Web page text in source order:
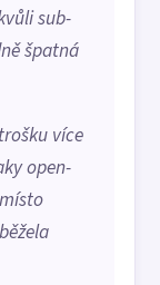
sub-
špatná
více
open-